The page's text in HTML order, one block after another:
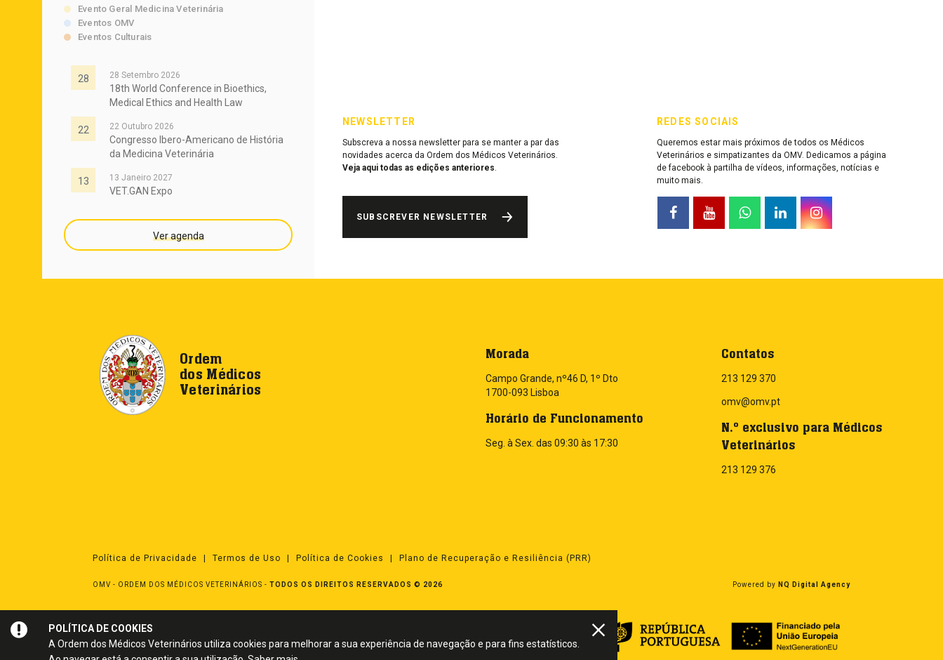
POLÍTICA DE COOKIES
A Ordem dos Médicos Veterinários utiliza cookies para melhorar a sua experiência de navegação e para fins estatísticos.
NEWSLETTER
Subscreva a nossa newsletter para se manter a par das
novidades acerca da Ordem dos Médicos Veterinários.
Veja aqui todas as edições anteriores.
SUBSCREVER NEWSLETTER
REDES SOCIAIS
Queremos estar mais próximos de todos os Médicos
Veterinários e simpatizantes da OMV. Dedicamos a página
de facebook à partilha de vídeos, informações, notícias e
muito mais.
Evento Geral Medicina Veterinária
Eventos OMV
Eventos Culturais
28 28 Setembro 2026
18th World Conference in Bioethics,
Medical Ethics and Health Law
22 22 Outubro 2026
Congresso Ibero-Americano de História
da Medicina Veterinária
13 13 Janeiro 2027
VET.GAN Expo
Ver agenda
Ordem
dos Médicos
Veterinários
Morada
Campo Grande, nº46 D, 1º Dto
1700-093 Lisboa
Horário de Funcionamento
Seg. à Sex. das 09:30 às 17:30
Contatos
213 129 370
omv@omv.pt
N.º exclusivo para Médicos
Veterinários
213 129 376
Política de Privacidade Termos de Uso Política de Cookies Plano de Recuperação e Resiliência (PRR)
OMV - ORDEM DOS MÉDICOS VETERINÁRIOS - TODOS OS DIREITOS RESERVADOS © 2026 Powered by NQ Digital Agency